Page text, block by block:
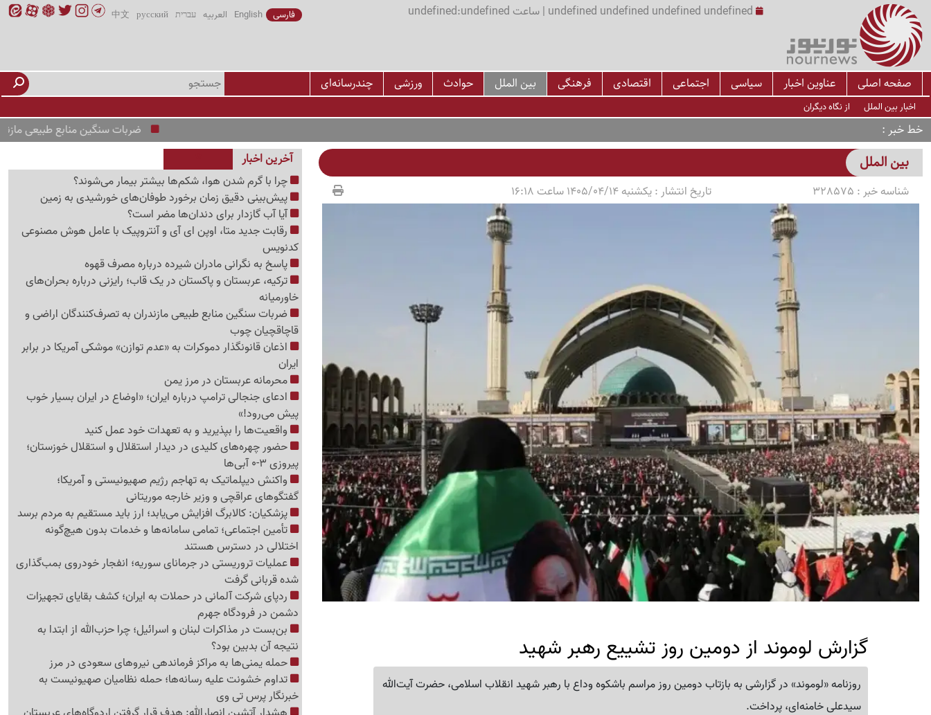
undefined undefined undefined undefined | ساعت undefined:undefined فارسی English العربیه עברית русский
中文
صفحه اصلی عناوین اخبار سیاسی اجتماعی اقتصادی فرهنگی بین الملل حوادث ورزشی چندرسانه‌ای
اخبار بین الملل از نگاه دیگران
خط خبر ضربات سنگین منابع طبیعی مازندران
بین الملل
شناسه خبر : 328575 تاریخ انتشار :یکشنبه 1405/04/14 ساعت 16:18
گزارش لوموند از دومین روز تشییع رهبر شهید
روزنامه «لوموند» در گزارشی به بازتاب دومین روز مراسم باشکوه وداع با رهبر شهید انقلاب اسلامی، حضرت آیت‌الله
سیدعلی خامنه‌ای، پرداخت.
آخرین اخبار
چرا با گرم شدن هوا، شکم‌ها بیشتر بیمار می‌شوند؟
پیش‌بینی دقیق زمان برخورد طوفان‌های خورشیدی به زمین
آیا آب گازدار برای دندان‌ها مضر است؟
رقابت جدید متا، اوپن ای آی و آنتروپیک با عامل هوش مصنوعی
کدنویس
پاسخ به نگرانی مادران شیرده درباره مصرف قهوه
ترکیه، عربستان و پاکستان در یک قاب؛ رایزنی درباره بحران‌های
خاورمیانه
ضربات سنگین منابع طبیعی مازندران به تصرف‌کنندگان اراضی و
قاچاقچیان چوب
اذعان قانونگذار دموکرات به «عدم توازن» موشکی آمریکا در برابر
ایران
محرمانه عربستان در مرز یمن
ادعای جنجالی ترامپ درباره ایران؛ «اوضاع در ایران بسیار خوب
پیش می‌رود!»
واقعیت‌ها را بپذیرید و به تعهدات خود عمل کنید
حضور چهره‌های کلیدی در دیدار استقلال و استقلال خوزستان؛
پیروزی 3-0 آبی‌ها
واکنش دیپلماتیک به تهاجم رژیم صهیونیستی و آمریکا؛
گفتگوهای عراقچی و وزیر خارجه موریتانی
پزشکیان: کالابرگ افزایش می‌یابد؛ ارز باید مستقیم به مردم برسد
تأمین اجتماعی؛ تمامی سامانه‌ها و خدمات بدون هیچ‌گونه
اختلالی در دسترس هستند
عملیات تروریستی در جرمانای سوریه؛ انفجار خودروی بمب‌گذاری
شده قربانی گرفت
ردپای شرکت آلمانی در حملات به ایران؛ کشف بقایای تجهیزات
دشمن در فرودگاه جهرم
بن‌بست در مذاکرات لبنان و اسرائیل؛ چرا حزب‌الله از ابتدا به
نتیجه آن بدبین بود؟
حمله یمنی‌ها به مراکز فرماندهی نیروهای سعودی در مرز
تداوم خشونت علیه رسانه‌ها؛ حمله نظامیان صهیونیست به
خبرنگار پرس تی وی